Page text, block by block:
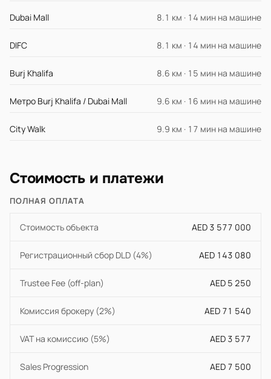
Dubai Mall 8.1 км · 14 мин на машине
DIFC 8.1 км · 14 мин на машине
Burj Khalifa 8.6 км · 15 мин на машине
Метро Burj Khalifa / Dubai Mall 9.6 км · 16 мин на машине
City Walk 9.9 км · 17 мин на машине
Стоимость и платежи
ПОЛНАЯ ОПЛАТА
Стоимость объекта AED 3 577 000
Регистрационный сбор DLD (4%) AED 143 080
Trustee Fee (off-plan) AED 5 250
Комиссия брокеру (2%) AED 71 540
VAT на комиссию (5%) AED 3 577
Sales Progression AED 7 500